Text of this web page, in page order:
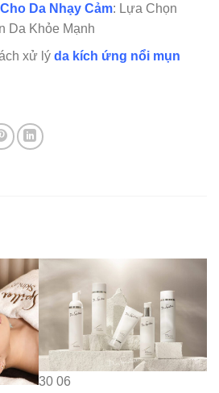
Da Nhạy Cảm: Lựa Chọn
Da Khỏe Mạnh
xử lý da kích ứng nổi mụn
23 08